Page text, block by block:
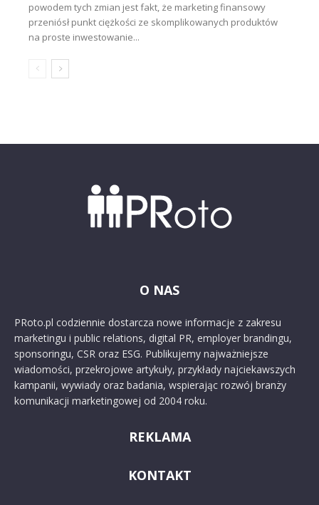
powodem tych zmian jest fakt, że marketing finansowy
przeniósł punkt ciężkości ze skomplikowanych produktów
na proste inwestowanie...
O NAS
PRoto.pl codziennie dostarcza nowe informacje z zakresu
marketingu i public relations, digital PR, employer brandingu,
sponsoringu, CSR oraz ESG. Publikujemy najważniejsze
wiadomości, przekrojowe artykuły, przykłady najciekawszych
kampanii, wywiady oraz badania, wspierając rozwój branży
komunikacji marketingowej od 2004 roku.
REKLAMA
KONTAKT